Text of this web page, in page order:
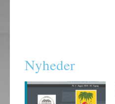
Nyheder